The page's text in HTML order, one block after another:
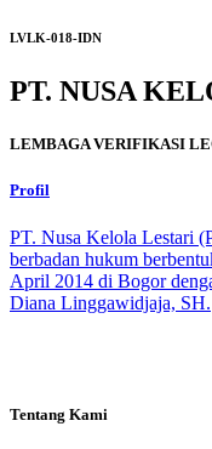
LVLK-018-IDN
PT. NUSA
LEMBAGA VERIFIKASI
Profil
PT. Nusa Kelola Lestari
berbadan hukum
April 2014 di Bogor
Diana Linggawidjaja, SH.
Tentang Kami